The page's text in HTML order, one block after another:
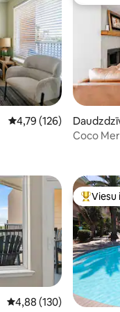
Vidējais vērtējums:
4,79 (126)
s –
Coco
Vidējais vērtējums:
4,88 (130)
Viesu